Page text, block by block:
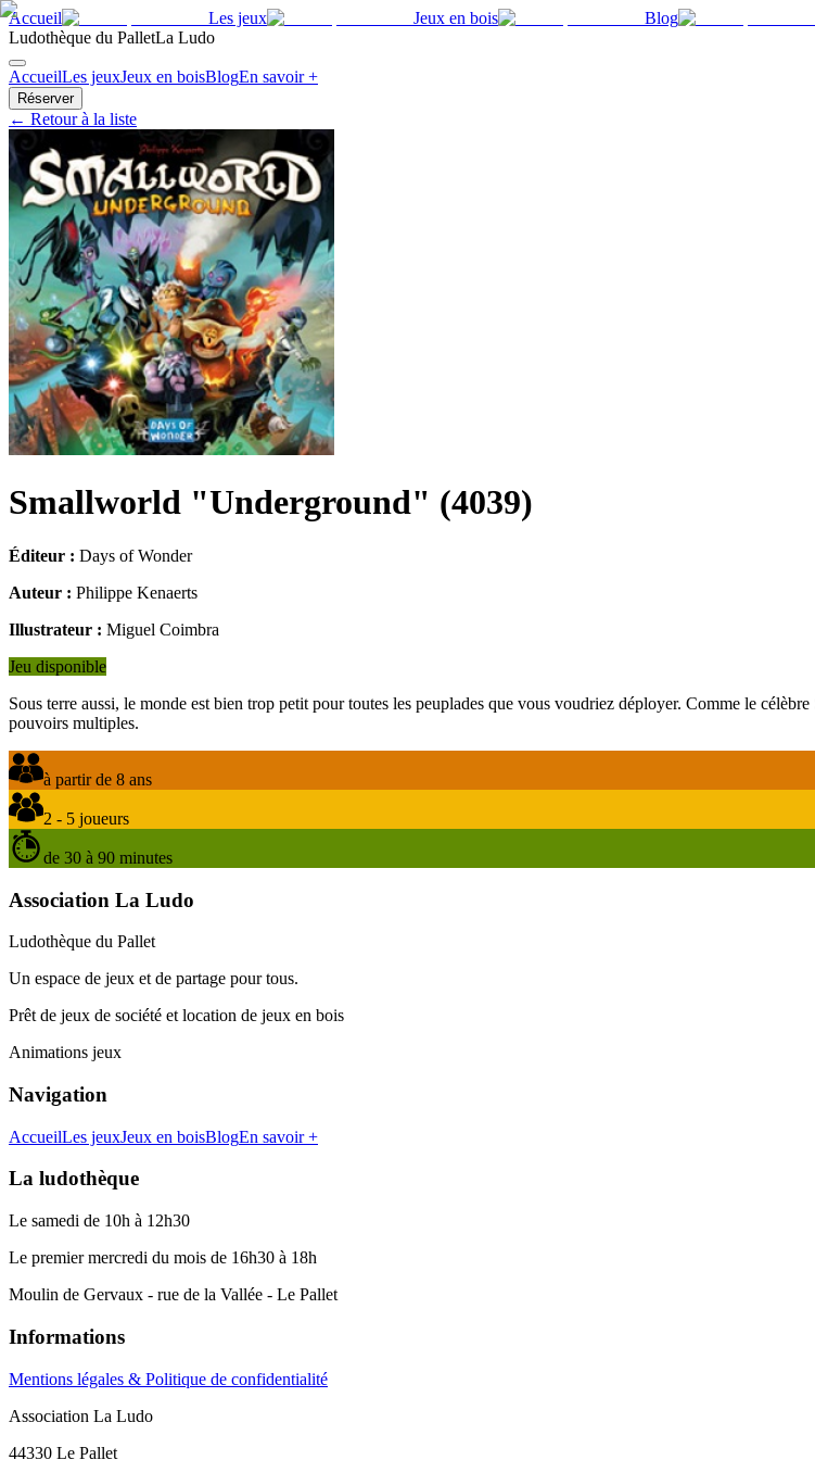
Accueil Les jeux Jeux en bois Blog
Ludothèque du PalletLa Ludo
AccueilLes jeuxJeux en boisBlogEn savoir +
Réserver
← Retour à la liste
Smallworld "Underground" (4039)
Éditeur : Days of Wonder
Auteur : Philippe Kenaerts
Illustrateur : Miguel Coimbra
Jeu disponible
Sous terre aussi, le monde est bien trop petit pour toutes les peuplades que vous voudriez déployer. Comme le
pouvoirs multiples.
à partir de 8 ans
2 - 5 joueurs
de 30 à 90 minutes
Association La Ludo
Ludothèque du Pallet
Un espace de jeux et de partage pour tous.
Prêt de jeux de société et location de jeux en bois
Animations jeux
Navigation
AccueilLes jeuxJeux en boisBlogEn savoir +
La ludothèque
Le samedi de 10h à 12h30
Le premier mercredi du mois de 16h30 à 18h
Moulin de Gervaux - rue de la Vallée - Le Pallet
Informations
Mentions légales & Politique de confidentialité
Association La Ludo
44330 Le Pallet